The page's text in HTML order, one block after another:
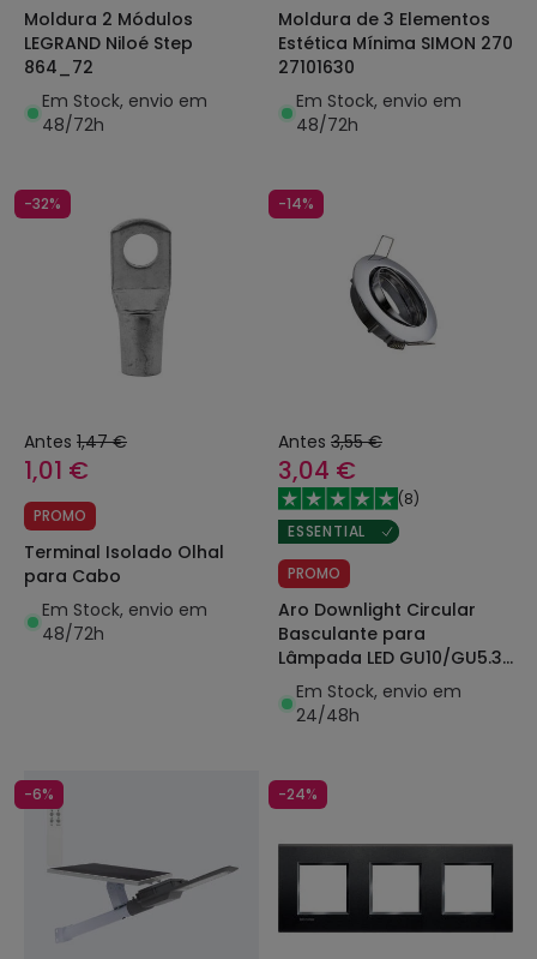
Moldura 2 Módulos
LEGRAND Niloé Step
864_72
Em Stock, envio em
48/72h
Moldura de 3 Elementos
Estética Mínima SIMON 270
27101630
Em Stock, envio em
48/72h
-32%
Antes 1,47 €
1,01 €
PROMO
Terminal Isolado Olhal
para Cabo
Em Stock, envio em
48/72h
-14%
Antes 3,55 €
3,04 €
(8)
ESSENTIAL
PROMO
Aro Downlight Circular
Basculante para
Lâmpada LED GU10/GU5.3
Corte Ø 72 mm
Em Stock, envio em
24/48h
-6% -24%